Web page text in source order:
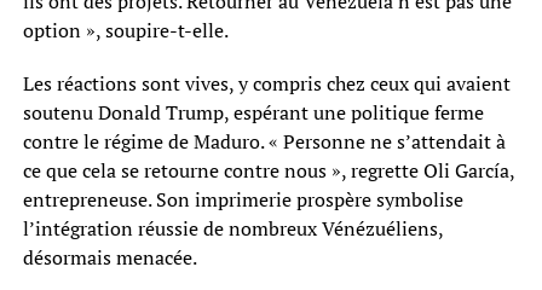
option », soupire-t-elle.
Les réactions sont vives, y compris chez ceux qui avaient
soutenu Donald Trump, espérant une politique ferme
contre le régime de Maduro. « Personne ne s’attendait à
ce que cela se retourne contre nous », regrette Oli García,
entrepreneuse. Son imprimerie prospère symbolise
l’intégration réussie de nombreux Vénézuéliens,
désormais menacée.